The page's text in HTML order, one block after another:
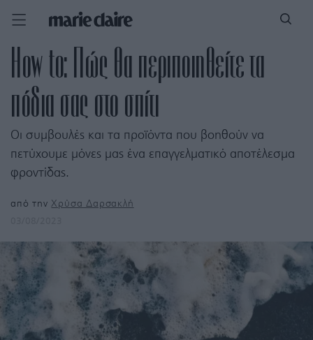
How to: Πώς θα περιποιηθείτε τα
πόδια σας στο σπίτι
Οι συμβουλές και τα προϊόντα που βοηθούν να
πετύχουμε μόνες μας ένα επαγγελματικό αποτέλεσμα
φροντίδας.
από τηνΧρύσα Δαρσακλή